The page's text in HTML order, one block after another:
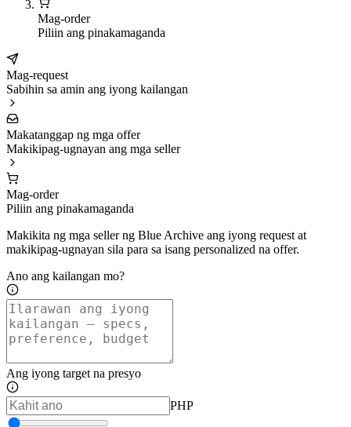
Mag-order
Piliin ang pinakamaganda
Mag-request
Sabihin sa amin ang iyong kailangan
Makatanggap ng mga offer
Makikipag-ugnayan ang mga seller
Mag-order
Piliin ang pinakamaganda
Makikita ng mga seller ng Blue Archive ang iyong request at
makikipag-ugnayan sila para sa isang personalized na offer.
Ano ang kailangan mo?
Ang iyong target na presyo
PHP